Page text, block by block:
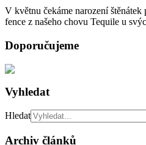
V květnu čekáme narození
fence z našeho chovu Tequile u
Doporučujeme
Vyhledat
Hledat
Archiv článků